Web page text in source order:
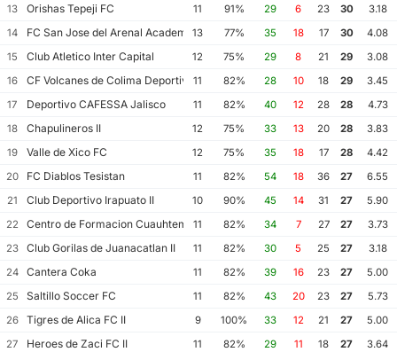
13
Orishas Tepeji FC 11 91% 29 6 23 30
3.18
14
FC San Jose del Arenal Academia America Leyendas
13 77% 35 18 17 30
4.08
15
Club Atletico Inter Capital 12 75% 29 8 21 29
3.08
16
CF Volcanes de Colima Deportivo Tala
11 82% 28 10 18 29
3.45
17
Deportivo CAFESSA Jalisco 11 82% 40 12 28 28
4.73
18
Chapulineros II 12 75% 33 13 20 28
3.83
19
Valle de Xico FC 12 75% 35 18 17 28
4.42
20
FC Diablos Tesistan 11 82% 54 18 36 27
6.55
21
Club Deportivo Irapuato II 10 90% 45 14 31 27
5.90
22
Centro de Formacion Cuauhtemoc Blanco
11 82% 34 7 27 27
3.73
23
Club Gorilas de Juanacatlan II 11 82% 30 5 25 27
3.18
24
Cantera Coka 11 82% 39 16 23 27
5.00
25
Saltillo Soccer FC 11 82% 43 20 23 27
5.73
26
Tigres de Alica FC II 9 100% 33 12 21 27
5.00
27
Heroes de Zaci FC II 11 82% 29 11 18 27
3.64